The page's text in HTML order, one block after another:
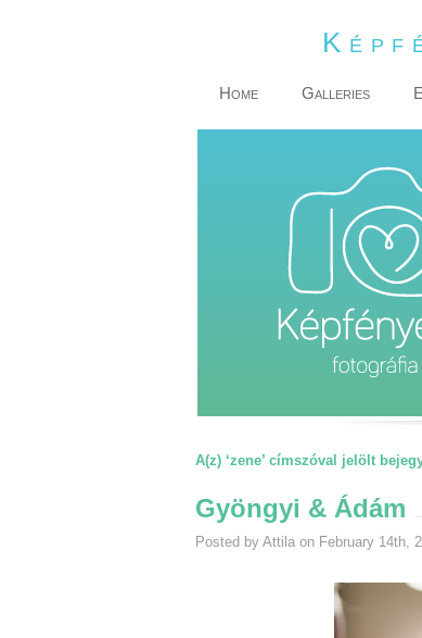
Home Galleries
A(z) ‘zene’ címszóval jelölt
Gyöngyi & Ádám
Posted by Attila on February 14th,